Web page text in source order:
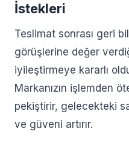
İstekleri
Teslimat sonrası geri
görüşlerine değer
iyileştirmeye kararlı
Markanızın işlemden
pekiştirir, gelecekteki
ve güveni artırır.